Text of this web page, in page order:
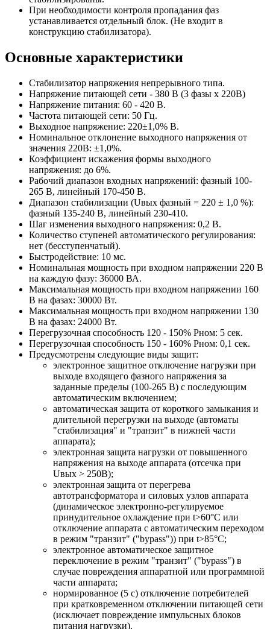
При необходимости контроля пропадания фаз
устанавливается отдельный блок. (Не входит в
конструкцию стабилизатора).
Основные характеристики
Стабилизатор напряжения непрерывного типа.
Напряжение питающей сети - 380 В (3 фазы х 220В)
Напряжение питания: 60 - 420 В.
Частота питающей сети: 50 Гц.
Выходное напряжение: 220±1,0% В.
Номинальное отклонение выходного напряжения от
значения 220В: ±1,0%.
Коэффициент искажения формы выходного
напряжения: до 6%.
Рабочий диапазон входных напряжений: фазный 100-
265 В, линейный 170-450 В.
Диапазон стабилизации (Uвых фазный = 220 ± 1,0 %):
фазный 135-240 В, линейный 230-410.
Шаг изменения выходного напряжения: 0,2 В.
Количество ступеней автоматического регулирования:
нет (бесступенчатый).
Быстродействие: 10 мс.
Номинальная мощность при входном напряжении 220 В
на каждую фазу: 36000 ВА.
Максимальная мощность при входном напряжении 160
В на фазах: 30000 Вт.
Максимальная мощность при входном напряжении 130
В на фазах: 24000 Вт.
Перегрузочная способность 120 - 150% Pном: 5 сек.
Перегрузочная способность 150 - 160% Pном: 0,1 сек.
Предусмотрены следующие виды защит:
электронное защитное отключение нагрузки при
выходе входящего фазного напряжения за
заданные пределы (100-265 В) с последующим
автоматическим включением;
автоматическая защита от короткого замыкания и
длительной перегрузки на выходе (автоматы
"стабилизация" и "транзит" в нижней части
аппарата);
электронная защита нагрузки от повышенного
напряжения на выходе аппарата (отсечка при
Uвых > 250В);
электронная защита от перегрева
автотрансформатора и силовых узлов аппарата
(динамическое электронно-регулируемое
принудительное охлаждение при t>60°С или
отключение аппарата с автоматическим переходом
в режим "транзит" ("bypass")) при t>85°С;
электронное автоматическое защитное
переключение в режим "транзит" ("bypass") в
случае повреждения аппаратной или программной
части аппарата;
нормированное (5 с) отключение потребителей
при кратковременном отключении питающей сети
(исключает повреждение импульсных блоков
питания нагрузки).